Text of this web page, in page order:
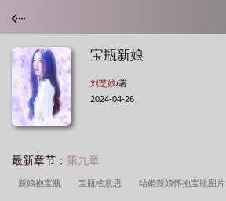
宝瓶新娘
刘芝妏/著
2024-04-26
最新章节： 第九章
新娘抱宝瓶 宝瓶啥意思 结婚新娘怀抱宝瓶图片